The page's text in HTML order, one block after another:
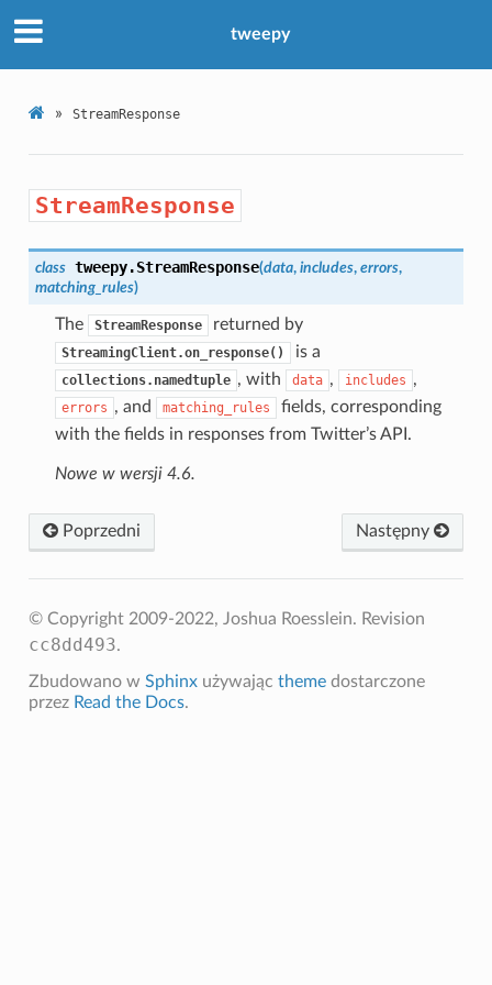
tweepy
» StreamResponse
StreamResponse
class tweepy.StreamResponse(data, includes, errors,
matching_rules)
The StreamResponse returned by
StreamingClient.on_response() is a
collections.namedtuple , with data , includes ,
errors , and matching_rules
fields, corresponding
with the fields in responses from Twitter’s API.
Nowe w wersji 4.6.
Poprzedni Następny
© Copyright 2009-2022, Joshua Roesslein. Revision
cc8dd493.
Zbudowano w Sphinxużywając themedostarczone
przez Read the Docs.